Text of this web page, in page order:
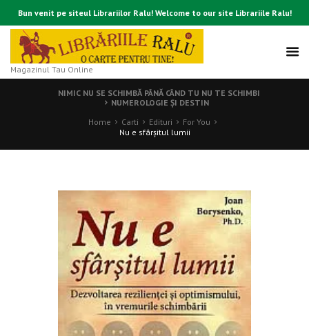
Bun venit pe siteul Librariilor Ralu! Welcome to our site Librariile Ralu!
Magazinul Tau Online
NIMIC NU SE SCHIMBĂ PÂNĂ CÂND TU NU TE SCHIMBI
NUMEROLOGIE ŞI DESTIN
Home
Carti Edituri
For You
Nu e sfârşitul lumii